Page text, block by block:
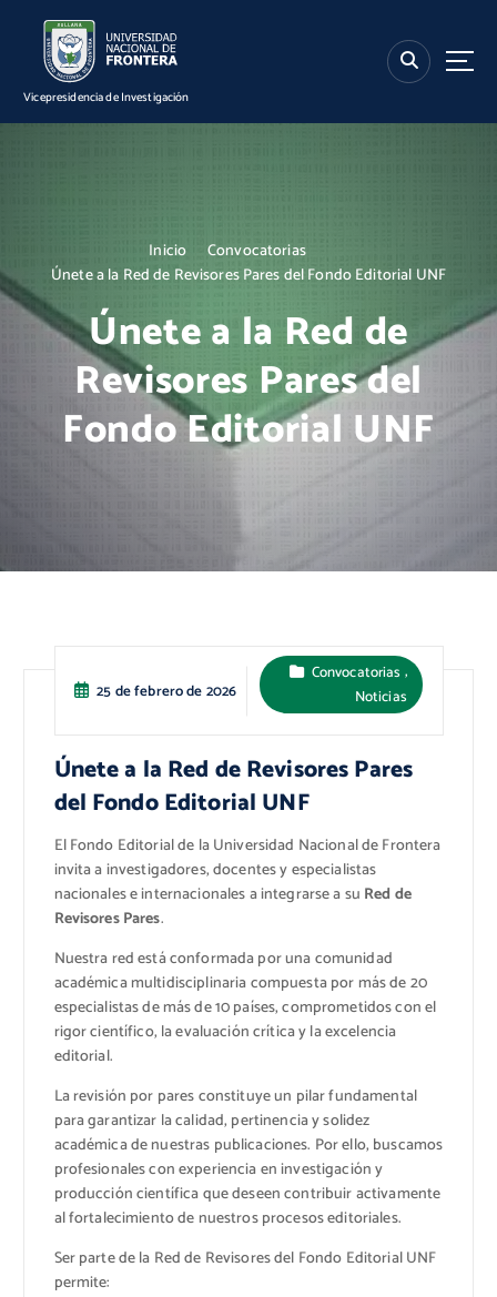
n
t
Vicepresidencia de Investigación
Inicio
Convocatorias
Únete a la Red de Revisores Pares del Fondo Editorial UNF
Únete a la Red de
Revisores Pares del
Fondo Editorial UNF
25 de febrero de 2026
Convocatorias ,
Noticias
Únete a la Red de Revisores Pares
del Fondo Editorial UNF
El Fondo Editorial de la Universidad Nacional de Frontera
invita a investigadores, docentes y especialistas
nacionales e internacionales a integrarse a su Red de
Revisores Pares.
Nuestra red está conformada por una comunidad
académica multidisciplinaria compuesta por más de 20
especialistas de más de 10 países, comprometidos con el
rigor científico, la evaluación crítica y la excelencia
editorial.
La revisión por pares constituye un pilar fundamental
para garantizar la calidad, pertinencia y solidez
académica de nuestras publicaciones. Por ello, buscamos
profesionales con experiencia en investigación y
producción científica que deseen contribuir activamente
al fortalecimiento de nuestros procesos editoriales.
Ser parte de la Red de Revisores del Fondo Editorial UNF
permite: